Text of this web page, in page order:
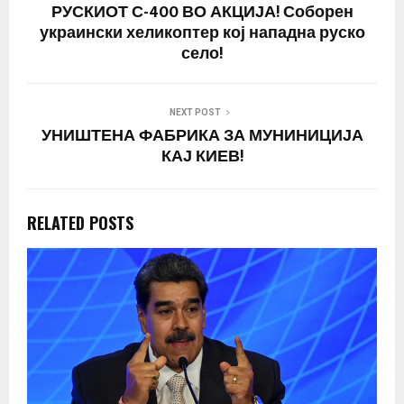
катастрофалната…
РУСКИОТ С-400 ВО АКЦИЈА! Соборен
украински хеликоптер кој нападна руско
село!
NEXT POST
УНИШТЕНА ФАБРИКА ЗА МУНИНИЦИЈА
КАЈ КИЕВ!
RELATED POSTS